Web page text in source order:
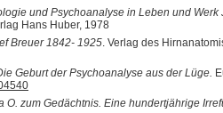
und Psychoanalyse in Leben und Werk
Hans Huber, 1978
Breuer 1842- 1925. Verlag des
Geburt der Psychoanalyse aus der Lüge.
O. zum Gedächtnis. Eine hundertjährige